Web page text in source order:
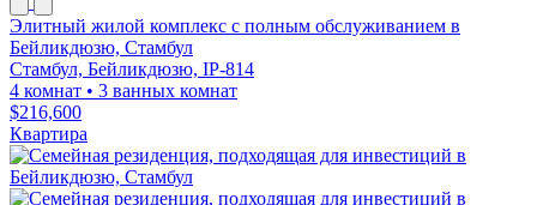
Элитный жилой комплекс с полным обслуживанием в
Бейликдюзю, Стамбул
Стамбул, Бейликдюзю, IP-814
4 комнат • 3 ванных комнат
$216,600
Квартира